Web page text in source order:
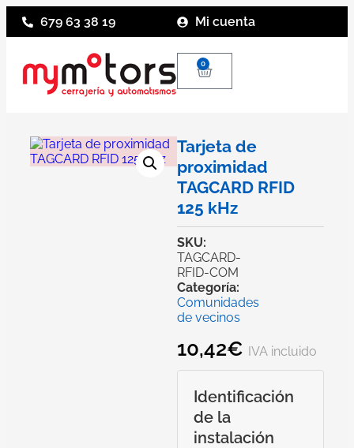
679 63 38 19 Mi cuenta
0
Tarjeta de
proximidad
TAGCARD RFID
125 kHz
SKU:
TAGCARD-
RFID-COM
Categoría:
Comunidades
de vecinos
10,42€ IVA incluido
Identificación
de la
instalación